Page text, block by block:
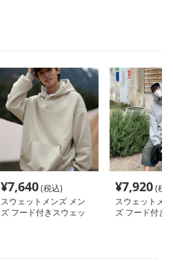
¥7,640(税込)
スウェットメンズ メン
ズ フード付きスウェッ
¥7,920(税
スウェットメ
ズ フード付き